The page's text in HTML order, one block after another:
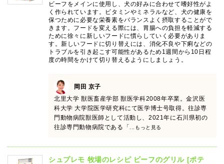
ビーフをメインに使用し、犬の好みに合わせて嗜好性がよ
く作られています。ビタミンやミネラルなど、犬の健康を
保つために必要な栄養素をバランスよく摂取することがで
きます。フードを変える際には、胃腸への負担を軽減する
ために徐々に新しいフードに慣らしていく必要がありま
す。新しいフードに切り替えには、消化不良や下痢などの
トラブルを引き起こす可能性があるため1週間から10日程
度の時間をかけて切り替えるようにしましょう。
岡田 京子
北里大学 獣医畜産学部 獣医学科2008年卒業。金沢医
科大学 大学院医学研究科にて医学博士号取得。往診専
門動物病院獣医師として活動し、2021年に石川県初の
往診専門動物病院である「...もっと見る
シュプレモ 牧場のレシピ ビーフのグリル [ポテ